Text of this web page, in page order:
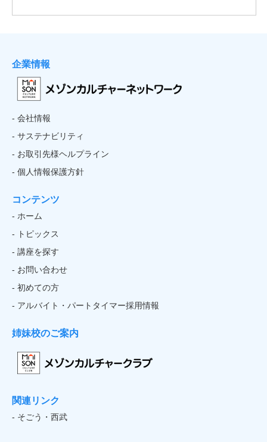
企業情報
- 会社情報
- サステナビリティ
- お取引先様ヘルプライン
- 個人情報保護方針
コンテンツ
- ホーム
- トピックス
- 講座を探す
- お問い合わせ
- 初めての方
- アルバイト・パートタイマー採用情報
姉妹校のご案内
関連リンク
- そごう・西武